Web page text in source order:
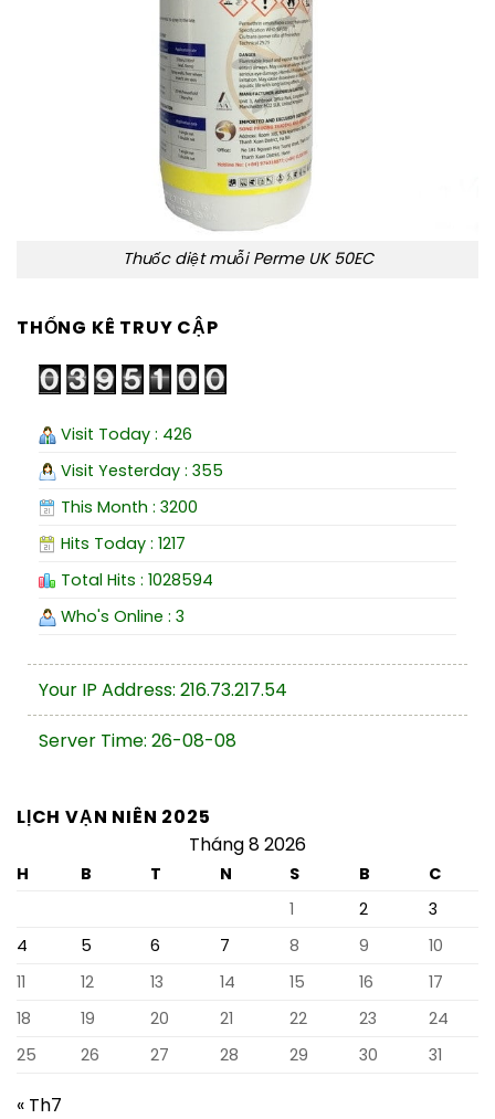
Thuốc diệt muỗi Perme UK 50EC
THỐNG KÊ TRUY CẬP
Visit Today : 426
Visit Yesterday : 355
This Month : 3200
Hits Today : 1217
Total Hits : 1028594
Who's Online : 3
Your IP Address: 216.73.217.54
Server Time: 26-08-08
LỊCH VẠN NIÊN 2025
Tháng 8 2026
H B T N S B
C
1
2
3
4
5 6 7 8 9
10
11
12 13 14 15 16
17
18
19 20 21 22 23
24
25
26 27 28 29 30 31
« Th7